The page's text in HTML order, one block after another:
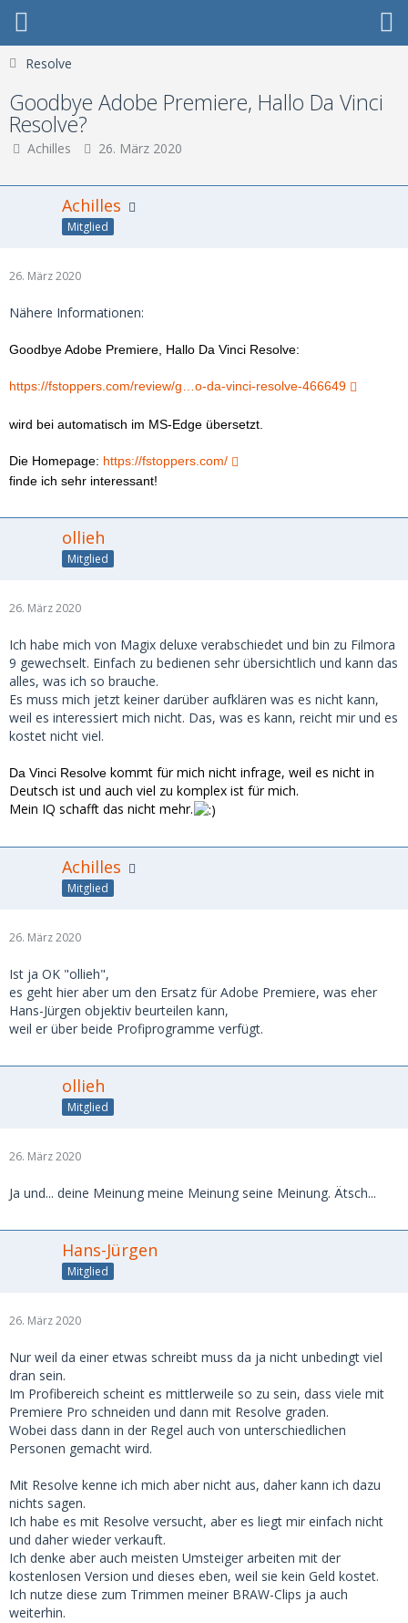
Resolve
Goodbye Adobe Premiere, Hallo Da Vinci
Resolve?
Achilles 26. März 2020
Achilles
Mitglied
26. März 2020
Nähere Informationen:
Goodbye Adobe Premiere, Hallo Da Vinci Resolve:
https://fstoppers.com/review/g…o-da-vinci-resolve-466649
wird bei automatisch im MS-Edge übersetzt.
Die Homepage: https://fstoppers.com/
finde ich sehr interessant!
ollieh
Mitglied
26. März 2020
Ich habe mich von Magix deluxe verabschiedet und bin zu Filmora
9 gewechselt. Einfach zu bedienen sehr übersichtlich und kann das
alles, was ich so brauche.
Es muss mich jetzt keiner darüber aufklären was es nicht kann,
weil es interessiert mich nicht. Das, was es kann, reicht mir und es
kostet nicht viel.
Da Vinci Resolve kommt für mich nicht infrage, weil es nicht in
Deutsch ist und auch viel zu komplex ist für mich.
Mein IQ schafft das nicht mehr.
Achilles
Mitglied
26. März 2020
Ist ja OK "ollieh",
es geht hier aber um den Ersatz für Adobe Premiere, was eher
Hans-Jürgen objektiv beurteilen kann,
weil er über beide Profiprogramme verfügt.
ollieh
Mitglied
26. März 2020
Ja und... deine Meinung meine Meinung seine Meinung. Ätsch...
Hans-Jürgen
Mitglied
26. März 2020
Nur weil da einer etwas schreibt muss da ja nicht unbedingt viel
dran sein.
Im Profibereich scheint es mittlerweile so zu sein, dass viele mit
Premiere Pro schneiden und dann mit Resolve graden.
Wobei dass dann in der Regel auch von unterschiedlichen
Personen gemacht wird.
Mit Resolve kenne ich mich aber nicht aus, daher kann ich dazu
nichts sagen.
Ich habe es mit Resolve versucht, aber es liegt mir einfach nicht
und daher wieder verkauft.
Ich denke aber auch meisten Umsteiger arbeiten mit der
kostenlosen Version und dieses eben, weil sie kein Geld kostet.
Ich nutze diese zum Trimmen meiner BRAW-Clips ja auch
weiterhin.